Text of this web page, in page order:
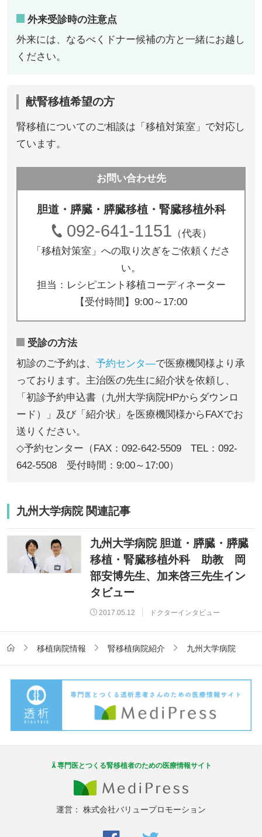
外来受診時の注意点
外来には、なるべくドナー候補の方と一緒にお越し
ください。
献腎移植希望の方
腎移植についてのご相談は「移植対策室」で対応し
ています。
お問い合わせ先
胆道・膵臓・膵臓移植・腎臓移植外科
092-641-1151 （代表）
「移植対策室」への取り次ぎをご依頼くださ
い。
担当：レシピエント移植コーディネーター
【受付時間】9:00～17:00
受診の方法
初診のご予約は、 予約センタ―で医療機関様より承
っております。主治医の先生に紹介状を依頼し、
「初診予約申込書（九州大学病院HPからダウンロ
ード）」及び「紹介状」を医療機関様からFAXでお
送りください。
◇予約センター（FAX：092-642-5509 TEL：092-
642-5508 受付時間：9:00～17:00）
九州大学病院 関連記事
九州大学病院 胆道・膵臓・膵臓
移植・腎臓移植外科 助教 岡
部安博先生、加来啓三先生イン
タビュー
2017.05.12 ドクターインタビュー
移植病院情報 腎移植病院紹介 九州大学病院
専門医とつくる腎移植者のための医療情報サイト
運営： 株式会社バリュープロモーション